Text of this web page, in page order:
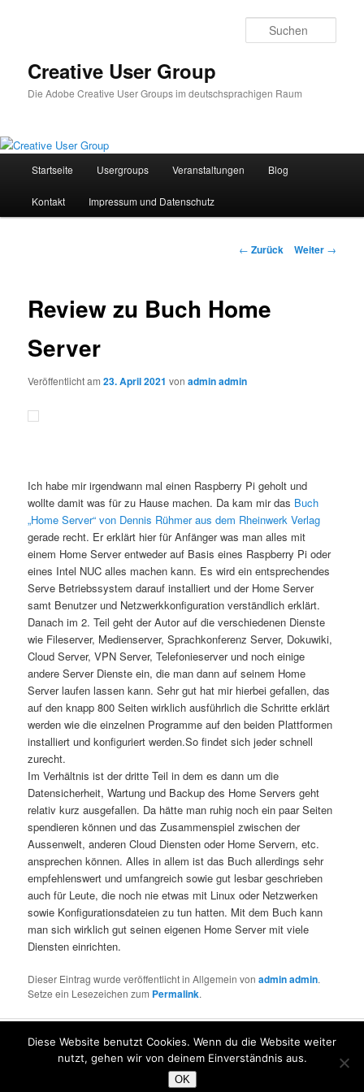
Creative User Group
Die Adobe Creative User Groups im deutschsprachigen Raum
Startseite Usergroups Veranstaltungen Blog
Kontakt Impressum und Datenschutz
Beitrags-
← Zurück Weiter →
Review zu Buch Home
Server
Veröffentlicht am23. April 2021 vonadmin admin
Ich habe mir irgendwann mal einen Raspberry Pi geholt und
wollte damit was für zu Hause machen. Da kam mir das Buch
„Home Server“ von Dennis Rühmer aus dem Rheinwerk Verlag
gerade recht. Er erklärt hier für Anfänger was man alles mit
einem Home Server entweder auf Basis eines Raspberry Pi oder
eines Intel NUC alles machen kann. Es wird ein entsprechendes
Serve Betriebssystem darauf installiert und der Home Server
samt Benutzer und Netzwerkkonfiguration verständlich erklärt.
Danach im 2. Teil geht der Autor auf die verschiedenen Dienste
wie Fileserver, Medienserver, Sprachkonferenz Server, Dokuwiki,
Cloud Server, VPN Server, Telefonieserver und noch einige
andere Server Dienste ein, die man dann auf seinem Home
Server laufen lassen kann. Sehr gut hat mir hierbei gefallen, das
auf den knapp 800 Seiten wirklich ausführlich die Schritte erklärt
werden wie die einzelnen Programme auf den beiden Plattformen
installiert und konfiguriert werden.So findet sich jeder schnell
zurecht.
Im Verhältnis ist der dritte Teil in dem es dann um die
Datensicherheit, Wartung und Backup des Home Servers geht
relativ kurz ausgefallen. Da hätte man ruhig noch ein paar Seiten
spendieren können und das Zusammenspiel zwischen der
Aussenwelt, anderen Cloud Diensten oder Home Servern, etc.
ansprechen können. Alles in allem ist das Buch allerdings sehr
empfehlenswert und umfangreich sowie gut lesbar geschrieben
auch für Leute, die noch nie etwas mit Linux oder Netzwerken
sowie Konfigurationsdateien zu tun hatten. Mit dem Buch kann
man sich wirklich gut seinen eigenen Home Server mit viele
Diensten einrichten.
Dieser Eintrag wurde veröffentlicht in Allgemein vonadmin admin.
Setze ein Lesezeichen zum Permalink.
Impressum und Datenschutz Stolz präsentiert von WordPress
Diese Website benutzt Cookies. Wenn du die Website weiter
nutzt, gehen wir von deinem Einverständnis aus.
OK